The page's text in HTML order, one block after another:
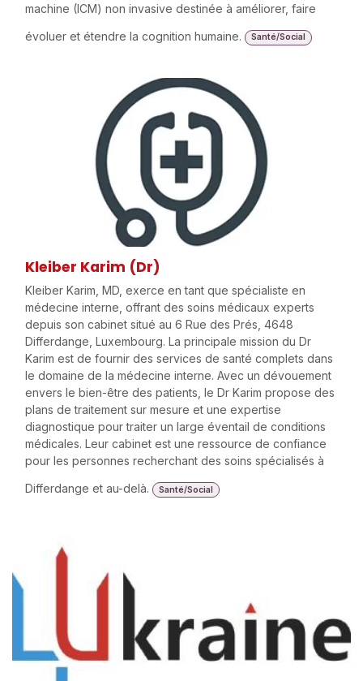
machine (ICM) non invasive destinée à améliorer, faire
évoluer et étendre la cognition humaine.
Santé/Social
Kleiber Karim (Dr)
Kleiber Karim, MD, exerce en tant que spécialiste en
médecine interne, offrant des soins médicaux experts
depuis son cabinet situé au 6 Rue des Prés, 4648
Differdange, Luxembourg. La principale mission du Dr
Karim est de fournir des services de santé complets dans
le domaine de la médecine interne. Avec un dévouement
envers le bien-être des patients, le Dr Karim propose des
plans de traitement sur mesure et une expertise
diagnostique pour traiter un large éventail de conditions
médicales. Leur cabinet est une ressource de confiance
pour les personnes recherchant des soins spécialisés à
Differdange et au-delà.
Santé/Social